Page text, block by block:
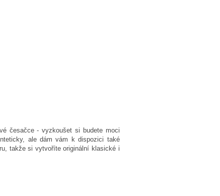
česačce - vyzkoušet si budete moci
ale dám vám k dispozici také
takže si vytvoříte originální klasické i